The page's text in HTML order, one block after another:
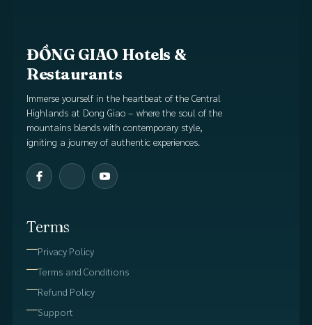
ĐỒNG GIAO Hotels &
Restaurants
Immerse yourself in the heartbeat of the Central
Highlands at Dong Giao – where the soul of the
mountains blends with contemporary style,
igniting a journey of authentic experiences.
Terms
Privacy Policy
Terms and Conditions
Refund Policy
Support